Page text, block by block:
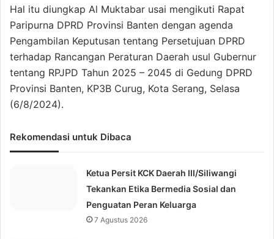
Hal itu diungkap Al Muktabar usai mengikuti Rapat
Paripurna DPRD Provinsi Banten dengan agenda
Pengambilan Keputusan tentang Persetujuan DPRD
terhadap Rancangan Peraturan Daerah usul Gubernur
tentang RPJPD Tahun 2025 – 2045 di Gedung DPRD
Provinsi Banten, KP3B Curug, Kota Serang, Selasa
(6/8/2024).
Rekomendasi untuk Dibaca
Ketua Persit KCK Daerah III/Siliwangi
Tekankan Etika Bermedia Sosial dan
Penguatan Peran Keluarga
7 Agustus 2026